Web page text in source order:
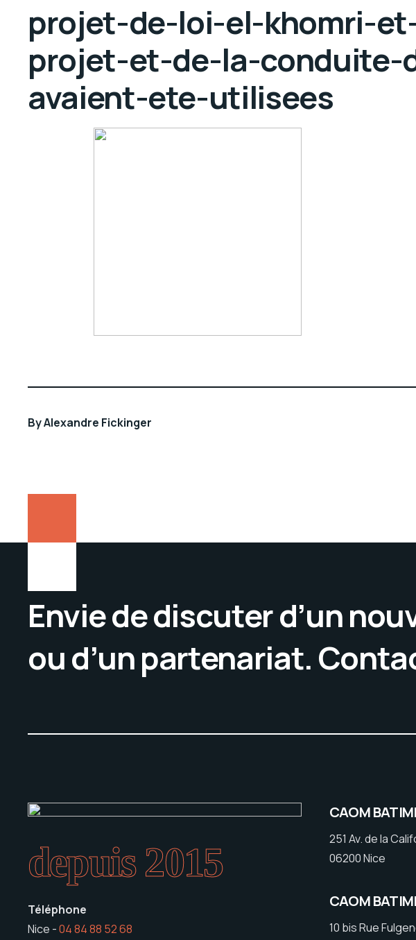
projet-de-loi-el-khomri-
projet-et-de-la-conduite-
avaient-ete-utilisees
ByAlexandre Fickinger
Envie de discuter d’un
ou d’un partenariat.
depuis 2015
Téléphone
Nice -04 84 88 52 68
CAOM
251 Av. de la
06200 Nice
CAOM
10 bis Rue